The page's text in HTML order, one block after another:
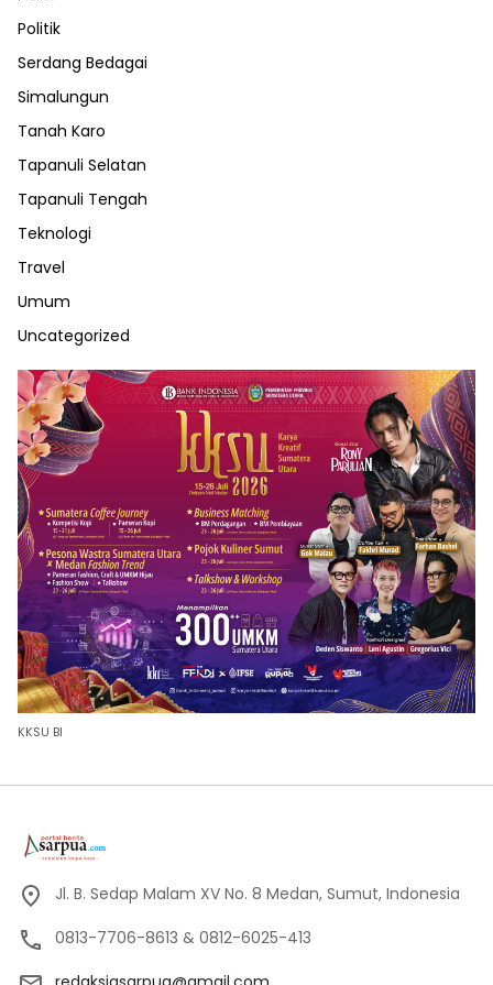
Politik
Serdang Bedagai
Simalungun
Tanah Karo
Tapanuli Selatan
Tapanuli Tengah
Teknologi
Travel
Umum
Uncategorized
KKSU BI
Jl. B. Sedap Malam XV No. 8 Medan, Sumut, Indonesia
0813-7706-8613 & 0812-6025-413